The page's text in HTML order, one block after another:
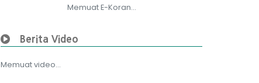
Memuat E-Koran...
Berita Video
Memuat video...